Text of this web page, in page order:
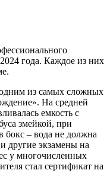
года. Каждое из них
из самых сложных
На средней
емкость с
змейкой, при
бокс – вода не должна
другие экзамены на
у многочисленных
стал сертификат на